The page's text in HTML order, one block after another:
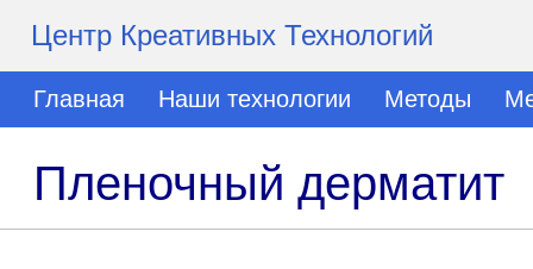
Центр Креативных Технологий
Главная Наши технологии Методы
Пленочный дерматит